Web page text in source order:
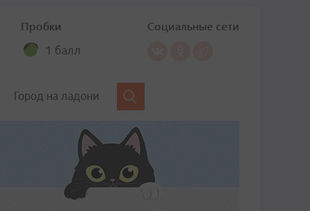
Пробки
1 балл
Социальные сети
Город на ладони